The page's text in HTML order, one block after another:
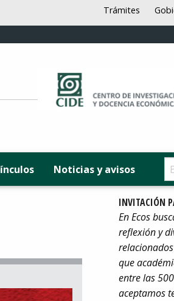
Trámites
Noticias y avisos
INVITACIÓN
En Ecos
reflexión y
que
entre las
aceptamos